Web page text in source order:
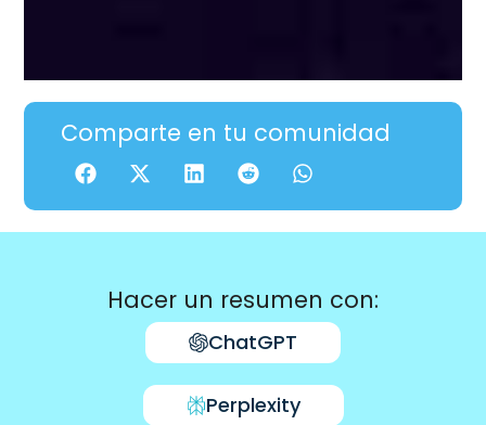
Comparte en tu comunidad
Hacer un resumen con:
ChatGPT
Perplexity